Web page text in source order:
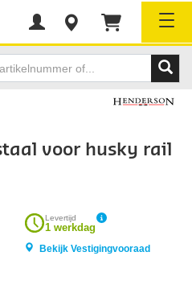
voor husky rail
Levertijd
1 werkdag
Bekijk Vestigingvooraad